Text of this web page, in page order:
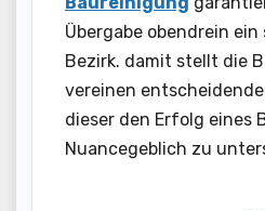
Übergabe obendrein ein
Bezirk. damit stellt die
vereinen
dieser den Erfolg eines
Nuancegeblich zu